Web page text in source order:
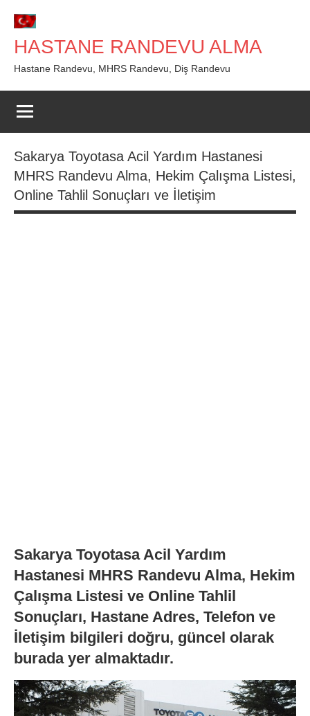
geç
HASTANE RANDEVU ALMA
Hastane Randevu, MHRS Randevu, Diş Randevu
Sakarya Toyotasa Acil Yardım Hastanesi
MHRS Randevu Alma, Hekim Çalışma Listesi,
Online Tahlil Sonuçları ve İletişim
Sakarya Toyotasa Acil Yardım
Hastanesi MHRS Randevu Alma, Hekim
Çalışma Listesi ve Online Tahlil
Sonuçları, Hastane Adres, Telefon ve
İletişim bilgileri doğru, güncel olarak
burada yer almaktadır.